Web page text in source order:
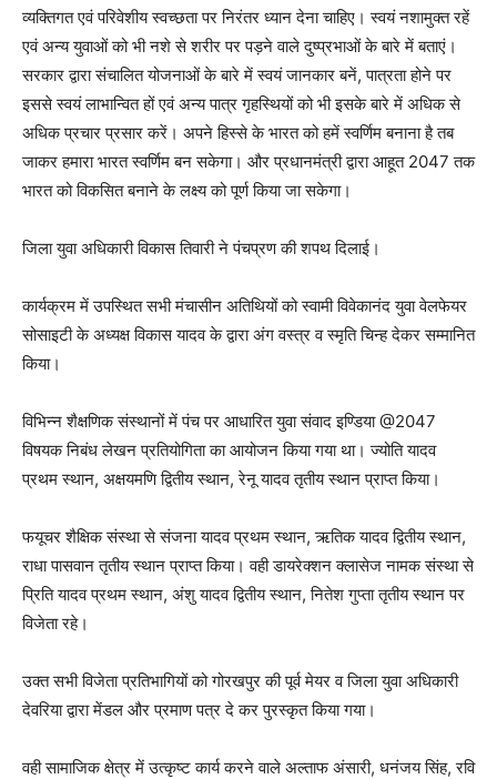
व्यक्तिगत एवं परिवेशीय स्वच्छता पर निरंतर ध्यान देना चाहिए। स्वयं नशामुक्त रहें
एवं अन्य युवाओं को भी नशे से शरीर पर पड़ने वाले दुष्प्रभाओं के बारे में बताएं।
सरकार द्वारा संचालित योजनाओं के बारे में स्वयं जानकार बनें, पात्रता होने पर
इससे स्वयं लाभान्वित हों एवं अन्य पात्र गृहस्थियों को भी इसके बारे में अधिक से
अधिक प्रचार प्रसार करें। अपने हिस्से के भारत को हमें स्वर्णिम बनाना है तब
जाकर हमारा भारत स्वर्णिम बन सकेगा। और प्रधानमंत्री द्वारा आहूत 2047 तक
भारत को विकसित बनाने के लक्ष्य को पूर्ण किया जा सकेगा।
जिला युवा अधिकारी विकास तिवारी ने पंचप्रण की शपथ दिलाई।
कार्यक्रम में उपस्थित सभी मंचासीन अतिथियों को स्वामी विवेकानंद युवा वेलफेयर
सोसाइटी के अध्यक्ष विकास यादव के द्वारा अंग वस्त्र व स्मृति चिन्ह देकर सम्मानित
किया।
विभिन्न शैक्षणिक संस्थानों में पंच पर आधारित युवा संवाद इण्डिया @2047
विषयक निबंध लेखन प्रतियोगिता का आयोजन किया गया था। ज्योति यादव
प्रथम स्थान, अक्षयमणि द्वितीय स्थान, रेनू यादव तृतीय स्थान प्राप्त किया।
फयूचर शैक्षिक संस्था से संजना यादव प्रथम स्थान, ऋतिक यादव द्वितीय स्थान,
राधा पासवान तृतीय स्थान प्राप्त किया। वही डायरेक्शन क्लासेज नामक संस्था से
प्रिति यादव प्रथम स्थान, अंशु यादव द्वितीय स्थान, नितेश गुप्ता तृतीय स्थान पर
विजेता रहे।
उक्त सभी विजेता प्रतिभागियों को गोरखपुर की पूर्व मेयर व जिला युवा अधिकारी
देवरिया द्वारा मेंडल और प्रमाण पत्र दे कर पुरस्कृत किया गया।
वही सामाजिक क्षेत्र में उत्कृष्ट कार्य करने वाले अल्ताफ अंसारी, धनंजय सिंह, रवि